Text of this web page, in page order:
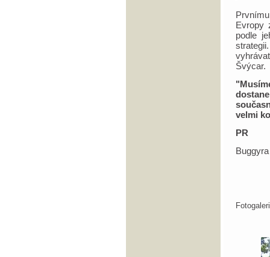
Evropy
podle
Švýcar.
velmi
PR
Buggyra